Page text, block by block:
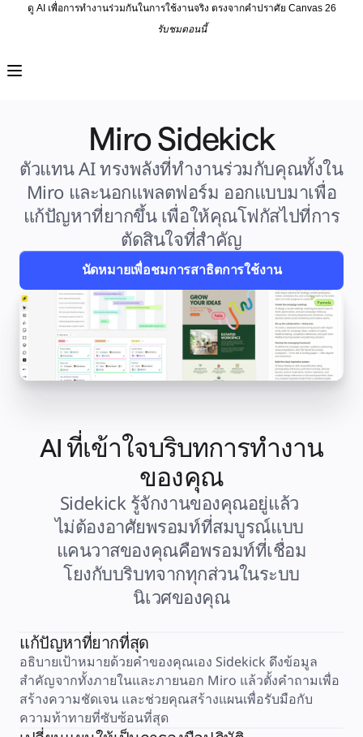
ดู AI เพื่อการทำงานร่วมกันในการใช้งานจริง ตรงจากคำปราศัย Canvas 26
รับชมตอนนี้
Engage
แพลตฟอร์ม
ภาพรวม AI
AI Workflows
เซิร์ฟเวอร์ MCP
สำรวจคู่มือ AI
Blueprints
การผสานรวม
ความปลอดภัย
แพลตฟอร์มสำหรับนักพัฒนา
ดาวน์โหลดแอป
รูปแบบ
ไวท์บอร์ด
ไดอะแกรม
คัมบัง
กรณีใช้งาน
สำรวจคู่มือ AI
ทั่วไป
Diagramming
เวิร์กชอป
การระดมสมอง
แผนผังความคิด
การแมปแนวคิด
การแมปกระบวนการ
การออกแบบและเอกสารทางเทคนิค
ต้นแบบและไวร์เฟรม
การออกแบบแผนที่เส้นทางของลูกค้า
การสังเคราะห์งานวิจัย
เวิร์คชอปการออกแบบ
การวางแผนและการส่งมอบ
Miro Sidekick
ตัวแทน AI ทรงพลังที่ทำงานร่วมกับคุณทั้งใน
Miro และนอกแพลตฟอร์ม ออกแบบมาเพื่อ
แก้ปัญหาที่ยากขึ้น เพื่อให้คุณโฟกัสไปที่การ
ตัดสินใจที่สำคัญ
นัดหมายเพื่อชมการสาธิตการใช้งาน
AI ที่เข้าใจบริบทการทำงาน
ของคุณ
Sidekick รู้จักงานของคุณอยู่แล้ว
ไม่ต้องอาศัยพรอมท์ที่สมบูรณ์แบบ
แคนวาสของคุณคือพรอมท์ที่เชื่อม
โยงกับบริบทจากทุกส่วนในระบบ
นิเวศของคุณ
แก้ปัญหาที่ยากที่สุด
อธิบายเป้าหมายด้วยคำของคุณเอง Sidekick ดึงข้อมูล
สำคัญจากทั้งภายในและภายนอก Miro แล้วตั้งคำถามเพื่อ
สร้างความชัดเจน และช่วยคุณสร้างแผนเพื่อรับมือกับ
ความท้าทายที่ซับซ้อนที่สุด